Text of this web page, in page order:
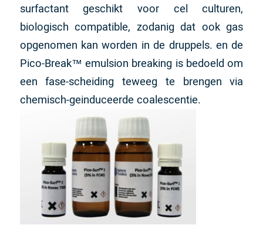
surfactant geschikt voor cel culturen,
biologisch compatible, zodanig dat ook gas
opgenomen kan worden in de druppels. en de
Pico-Break™ emulsion breaking is bedoeld om
een fase-scheiding teweeg te brengen via
chemisch-geinduceerde coalescentie.